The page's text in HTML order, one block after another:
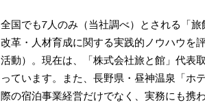
全国でも7人のみ（当社調べ）とされる「
改革・人材育成に関する実践的ノウハウを
活動）。現在は、「株式会社旅と館」代表
っています。また、長野県・昼神温泉「ホ
際の宿泊事業経営だけでなく、実務にも携